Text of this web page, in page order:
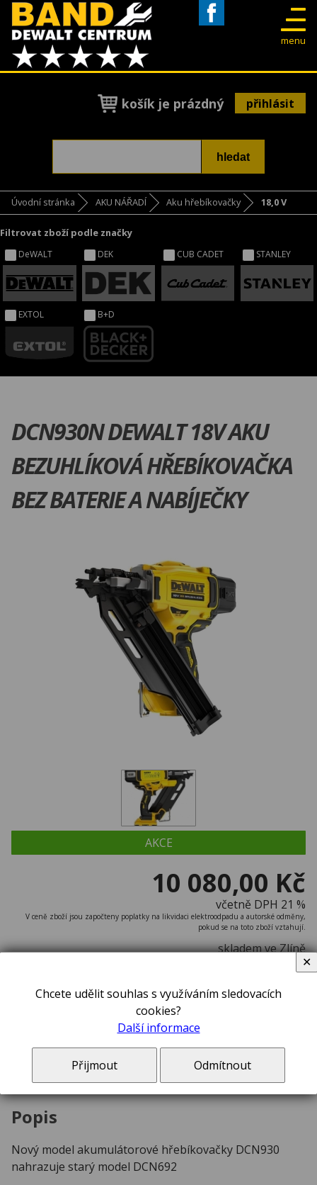
menu
košík je prázdný přihlásit
Úvodní stránka AKU NÁŘADÍ Aku hřebíkovačky 18,0 V
Filtrovat zboží podle značky
DeWALT DEK CUB CADET STANLEY
EXTOL B+D
DCN930N DEWALT 18V AKU
BEZUHLÍKOVÁ HŘEBÍKOVAČKA
BEZ BATERIE A NABÍJEČKY
AKCE
10 080,00 Kč
včetně DPH 21 %
V ceně zboží jsou započteny poplatky na likvidaci elektroodpadu a autorské odměny,
pokud se na toto zboží vztahují.
skladem ve Zlíně
ks
DCN930N DEWALT 18V AKU BEZUHLÍKOVÁ
HŘEBÍKOVAČKA BEZ BATERIE A NABÍJEČKY
Popis
Nový model akumulátorové hřebíkovačky DCN930
nahrazuje starý model DCN692
Chcete udělit souhlas s využíváním sledovacích
cookies?
Další informace
Přijmout Odmítnout
✕